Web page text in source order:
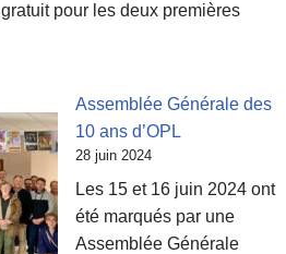
pour les deux premières
Assemblée Générale des
10 ans d’OPL
28 juin 2024
Les 15 et 16 juin 2024 ont
été marqués par une
Assemblée Générale